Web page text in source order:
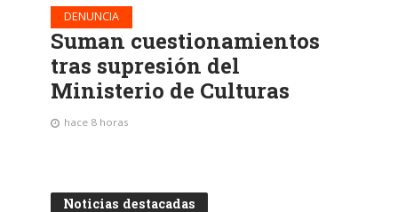
DENUNCIA
Suman cuestionamientos
tras supresión del
Ministerio de Culturas
hace 8 horas
Noticias destacadas